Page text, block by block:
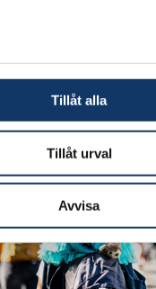
Tillåt alla
Tillåt urval
Avvisa